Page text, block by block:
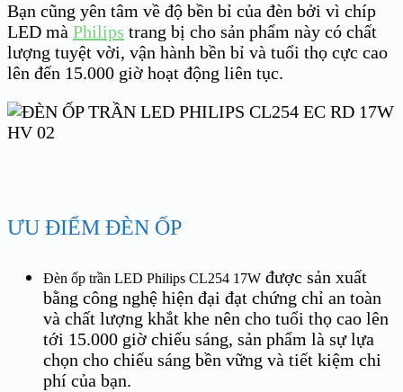
Bạn cũng yên tâm về độ bền bỉ của đèn bởi vì chíp
LED mà Philips trang bị cho sản phẩm này có chất
lượng tuyệt vời, vận hành bền bỉ và tuổi thọ cực cao
lên đến 15.000 giờ hoạt động liên tục.
ƯU ĐIỂM ĐÈN ỐP
Đèn ốp trần LED Philips CL254 17W được sản xuất
bằng công nghệ hiện đại đạt chứng chỉ an toàn
và chất lượng khắt khe nên cho tuổi thọ cao lên
tới 15.000 giờ chiếu sáng, sản phẩm là sự lựa
chọn cho chiếu sáng bền vững và tiết kiệm chi
phí của bạn.